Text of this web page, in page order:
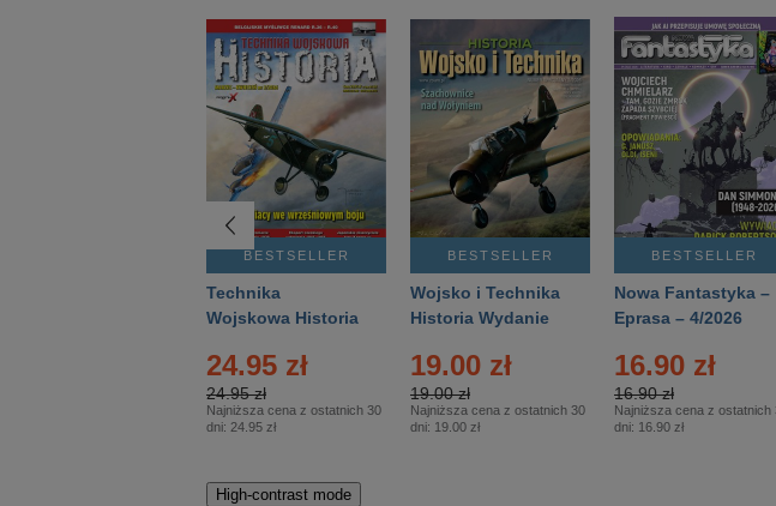
BESTSELLER
Technika
Wojskowa Historia
24.95 zł
24.95 zł
Najniższa cena z ostatnich 30
dni: 24.95 zł
BESTSELLER
Wojsko i Technika
Historia Wydanie
– 2/2026
19.00 zł
19.00 zł
Najniższa cena z ostatnich 30
dni: 19.00 zł
BESTSELLER
Nowa Fantastyka –
Eprasa – 4/2026
16.90 zł
16.90 zł
Najniższa cena z ostatnich
dni: 16.90 zł
High-contrast mode